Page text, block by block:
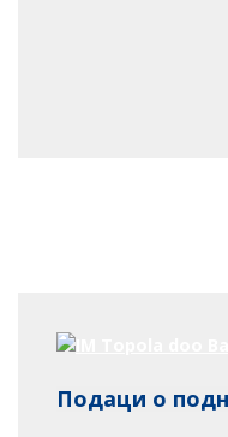
Подаци о